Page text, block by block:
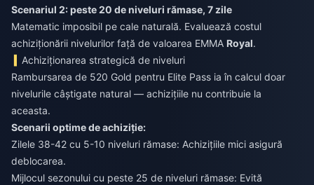
Scenariul 2: peste 20 de niveluri rămase, 7 zile
Matematic imposibil pe cale naturală. Evaluează costul
achiziționării nivelurilor față de valoarea EMMA Royal.
Achiziționarea strategică de niveluri
Rambursarea de 520 Gold pentru Elite Pass ia în calcul doar
nivelurile câștigate natural — achizițiile nu contribuie la
aceasta.
Scenarii optime de achiziție:
Zilele 38-42 cu 5-10 niveluri rămase: Achizițiile mici asigură
deblocarea.
Mijlocul sezonului cu peste 25 de niveluri rămase: Evită